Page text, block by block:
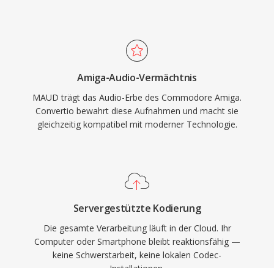
Amiga-Audio-Vermächtnis
MAUD trägt das Audio-Erbe des Commodore Amiga.
Convertio bewahrt diese Aufnahmen und macht sie
gleichzeitig kompatibel mit moderner Technologie.
Servergestützte Kodierung
Die gesamte Verarbeitung läuft in der Cloud. Ihr
Computer oder Smartphone bleibt reaktionsfähig —
keine Schwerstarbeit, keine lokalen Codec-